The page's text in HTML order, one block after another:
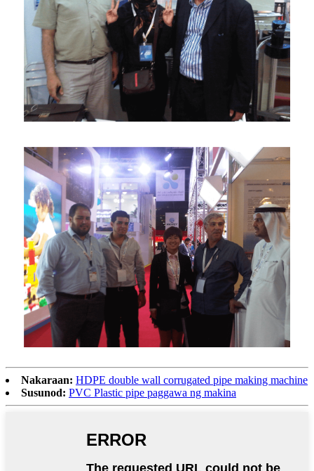
Nakaraan: HDPE double wall corrugated pipe making machine
Susunod: PVC Plastic pipe paggawa ng makina